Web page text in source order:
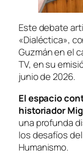
Este debate
«Dialéctica»,
Guzmán en el
TV, en su
junio de 2026.
El espacio
historiador
una profunda
los desafíos
Humanismo.